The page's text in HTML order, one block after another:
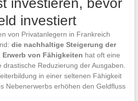
investieren, bevor
investiert
von Privatanlegern in Frankreich
die nachhaltige Steigerung der
von Fähigkeiten hat oft eine
Reduzierung der Ausgaben.
in einer seltenen Fähigkeit
Nebenerwerbs erhöhen den Geldfluss